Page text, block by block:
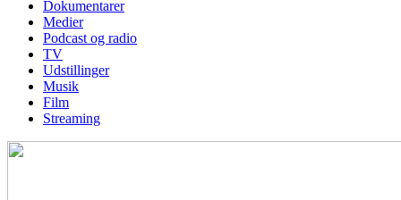
Dokumentarer
Medier
Podcast og radio
TV
Udstillinger
Musik
Film
Streaming